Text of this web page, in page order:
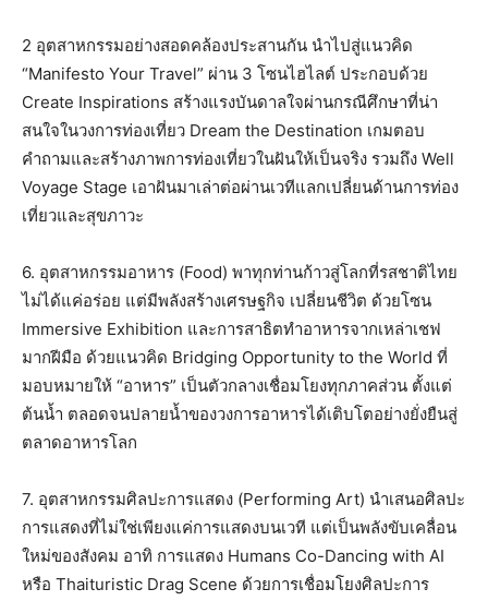
2 อุตสาหกรรมอย่างสอดคล้องประสานกัน นำไปสู่แนวคิด
“Manifesto Your Travel” ผ่าน 3 โซนไฮไลต์ ประกอบด้วย
Create Inspirations สร้างแรงบันดาลใจผ่านกรณีศึกษาที่น่า
สนใจในวงการท่องเที่ยว Dream the Destination เกมตอบ
คำถามและสร้างภาพการท่องเที่ยวในฝันให้เป็นจริง รวมถึง Well
Voyage Stage เอาฝันมาเล่าต่อผ่านเวทีแลกเปลี่ยนด้านการท่อง
เที่ยวและสุขภาวะ
6. อุตสาหกรรมอาหาร (Food) พาทุกท่านก้าวสู่โลกที่รสชาติไทย
ไม่ได้แค่อร่อย แต่มีพลังสร้างเศรษฐกิจ เปลี่ยนชีวิต ด้วยโซน
Immersive Exhibition และการสาธิตทำอาหารจากเหล่าเชฟ
มากฝีมือ ด้วยแนวคิด Bridging Opportunity to the World ที่
มอบหมายให้ “อาหาร” เป็นตัวกลางเชื่อมโยงทุกภาคส่วน ตั้งแต่
ต้นน้ำ ตลอดจนปลายน้ำของวงการอาหารได้เติบโตอย่างยั่งยืนสู่
ตลาดอาหารโลก
7. อุตสาหกรรมศิลปะการแสดง (Performing Art) นำเสนอศิลปะ
การแสดงที่ไม่ใช่เพียงแค่การแสดงบนเวที แต่เป็นพลังขับเคลื่อน
ใหม่ของสังคม อาทิ การแสดง Humans Co-Dancing with AI
หรือ Thaituristic Drag Scene ด้วยการเชื่อมโยงศิลปะการ